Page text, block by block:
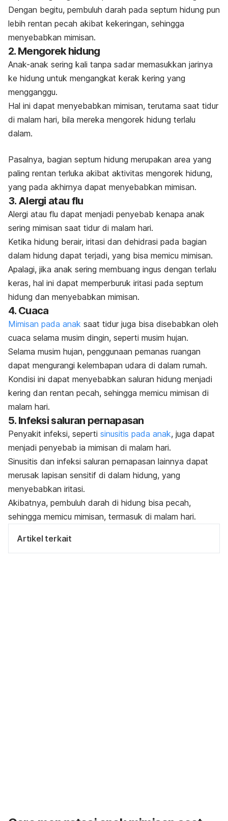
Dengan begitu, pembuluh darah pada septum hidung pun
lebih rentan pecah akibat kekeringan, sehingga
menyebabkan mimisan.
2. Mengorek hidung
Anak-anak sering kali tanpa sadar memasukkan jarinya
ke hidung untuk mengangkat kerak kering yang
mengganggu.
Hal ini dapat menyebabkan mimisan, terutama saat tidur
di malam hari, bila mereka mengorek hidung terlalu
dalam.
Pasalnya, bagian septum hidung merupakan area yang
paling rentan terluka akibat aktivitas mengorek hidung,
yang pada akhirnya dapat menyebabkan mimisan.
3. Alergi atau flu
Alergi atau flu dapat menjadi penyebab kenapa anak
sering mimisan saat tidur di malam hari.
Ketika hidung berair, iritasi dan dehidrasi pada bagian
dalam hidung dapat terjadi, yang bisa memicu mimisan.
Apalagi, jika anak sering membuang ingus dengan terlalu
keras, hal ini dapat memperburuk iritasi pada septum
hidung dan menyebabkan mimisan.
4. Cuaca
Mimisan pada anak saat tidur juga bisa disebabkan oleh
cuaca selama musim dingin, seperti musim hujan.
Selama musim hujan, penggunaan pemanas ruangan
dapat mengurangi kelembapan udara di dalam rumah.
Kondisi ini dapat menyebabkan saluran hidung menjadi
kering dan rentan pecah, sehingga memicu mimisan di
malam hari.
5. Infeksi saluran pernapasan
Penyakit infeksi, seperti sinusitis pada anak, juga dapat
menjadi penyebab ia mimisan di malam hari.
Sinusitis dan infeksi saluran pernapasan lainnya dapat
merusak lapisan sensitif di dalam hidung, yang
menyebabkan iritasi.
Akibatnya, pembuluh darah di hidung bisa pecah,
sehingga memicu mimisan, termasuk di malam hari.
Artikel terkait